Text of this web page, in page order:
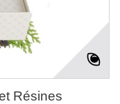
Résines